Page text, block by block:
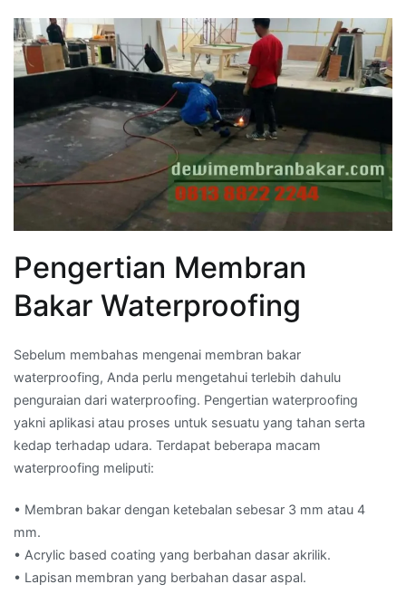
Pengertian Membran
Bakar Waterproofing
Sebelum membahas mengenai membran bakar
waterproofing, Anda perlu mengetahui terlebih dahulu
penguraian dari waterproofing. Pengertian waterproofing
yakni aplikasi atau proses untuk sesuatu yang tahan serta
kedap terhadap udara. Terdapat beberapa macam
waterproofing meliputi:
• Membran bakar dengan ketebalan sebesar 3 mm atau 4
mm.
• Acrylic based coating yang berbahan dasar akrilik.
• Lapisan membran yang berbahan dasar aspal.